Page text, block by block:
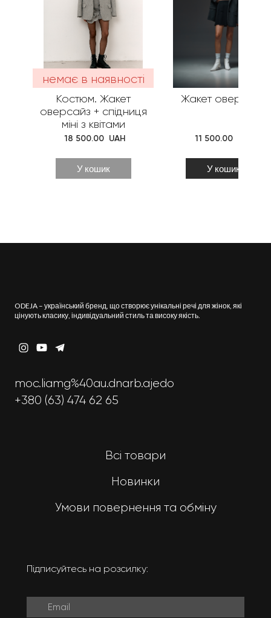
немає в наявності
Костюм. Жакет
оверсайз + спідниця
міні з квітами
18 500.00  UAH
У кошик
Жакет оверсайз
11 500.00  UAH
У кошик
ODEJA – український бренд, що створює унікальні речі для жінок, які
цінують класику, індивідуальний стиль та високу якість.
moc.liamg%40au.dnarb.ajedo
+380 (63) 474 62 65
Всі товари
Новинки
Умови повернення та обміну
Підписуйтесь на розсилку: